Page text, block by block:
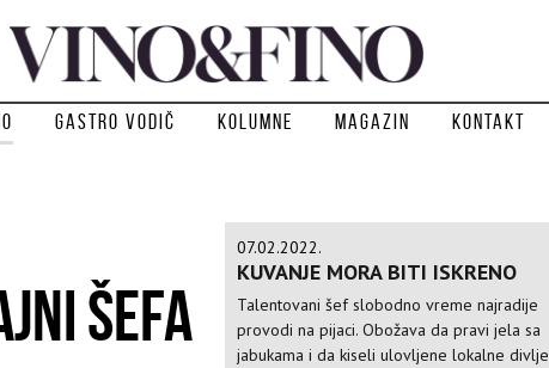
Gastro vodič Kolumne Magazin Kontakt
ŠEFA
07.02.2022.
KUVANJE MORA BITI ISKRENO
Talentovani šef slobodno vreme najradije
provodi na pijaci. Obožava da pravi jela sa
jabukama i da kiseli ulovljene lokalne divlje